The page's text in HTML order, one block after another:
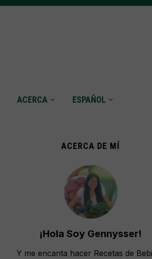
ACERCA ESPAÑOL
ACERCA DE MÍ
¡Hola Soy Gennysser!
Y me encanta hacer Recetas de